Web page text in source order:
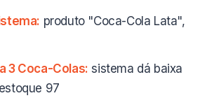
produto "Coca-Cola Lata",
3 Coca-Colas: sistema dá baixa
97